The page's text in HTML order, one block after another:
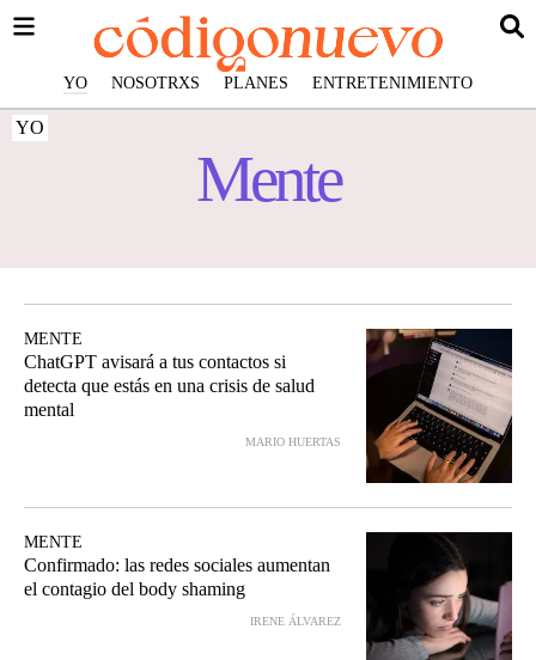
YO NOSOTRXS PLANES ENTRETENIMIENTO
YO
Mente
MENTE
ChatGPT avisará a tus contactos si
detecta que estás en una crisis de salud
mental
MARIO HUERTAS
MENTE
Confirmado: las redes sociales aumentan
el contagio del body shaming
IRENE ÁLVAREZ